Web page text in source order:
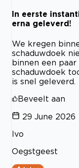
In eerste
erna geleverd!
We kregen
schaduwdoek
binnen een
schaduwdoek
is snel geleverd.
Beveelt aan
29 June 2026
Ivo
Oegstgeest